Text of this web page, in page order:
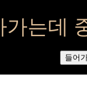
는데